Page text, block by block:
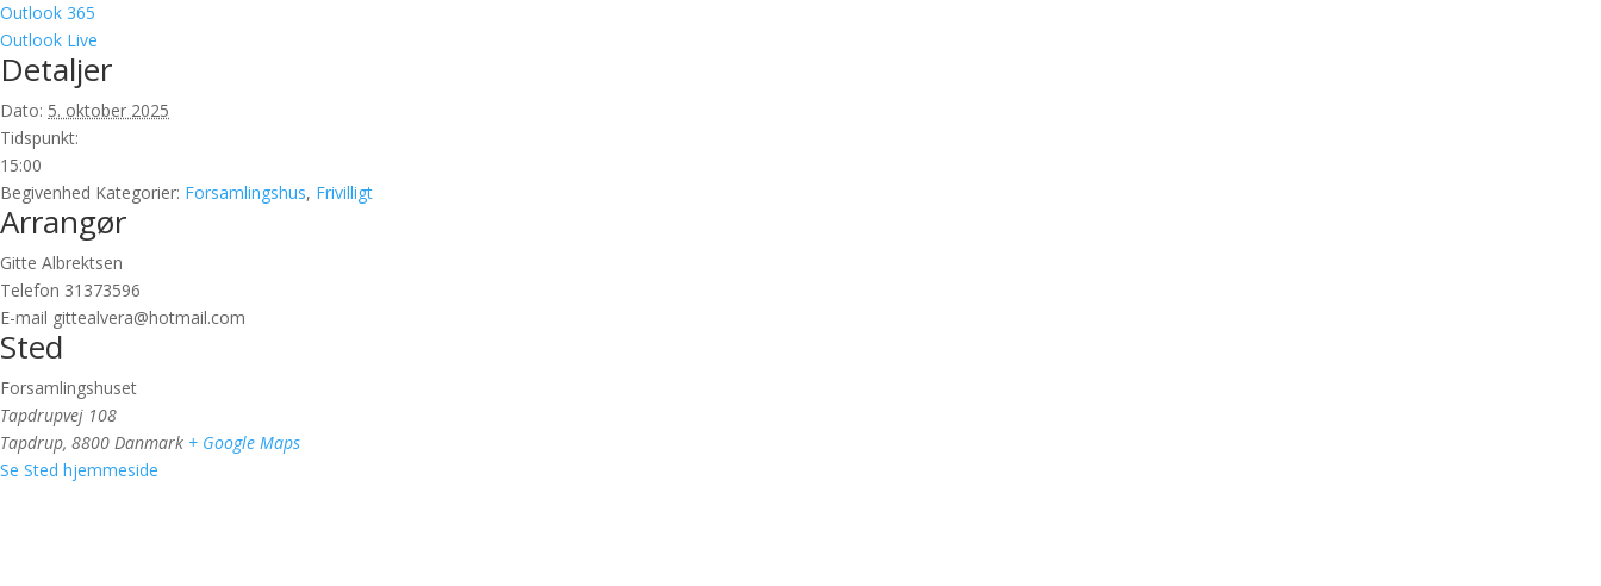
Outlook 365
Outlook Live
Detaljer
Dato: 5. oktober 2025
Tidspunkt:
15:00
Begivenhed Kategorier: Forsamlingshus, Frivilligt
Arrangør
Gitte Albrektsen
Telefon 31373596
E-mail gittealvera@hotmail.com
Sted
Forsamlingshuset
Tapdrupvej 108
Tapdrup, 8800 Danmark + Google Maps
Se Sted hjemmeside